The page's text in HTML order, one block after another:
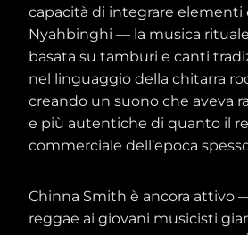
capacità di integrare elementi
Nyahbinghi — la musica
basata su tamburi e canti
nel linguaggio della chitarra
creando un suono che aveva
e più autentiche di quanto il
commerciale dell’epoca
Chinna Smith è ancora attivo
reggae ai giovani musicisti